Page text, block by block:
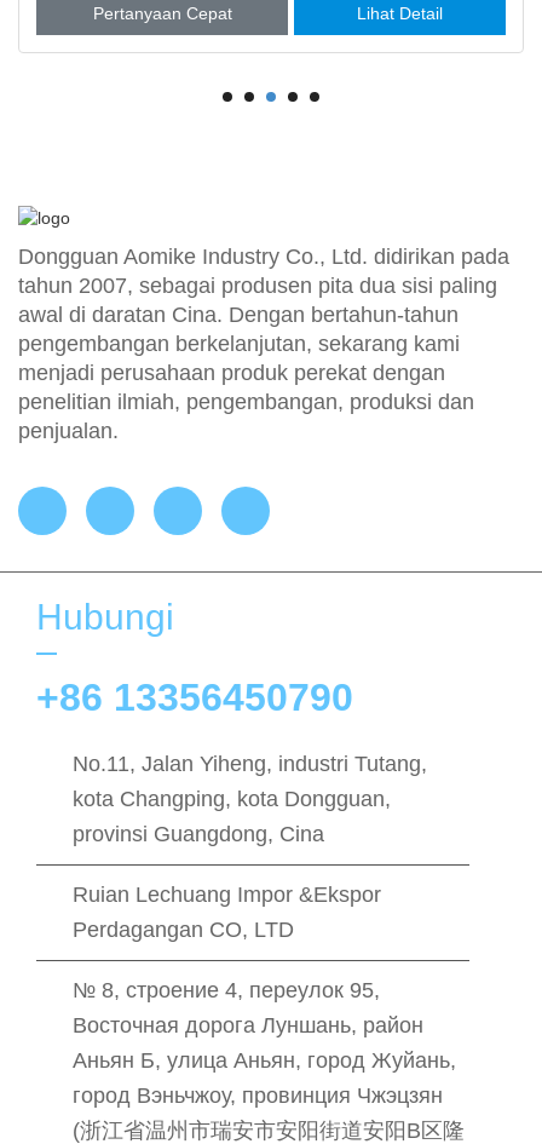
Pertanyaan Cepat Lihat Detail
Dongguan Aomike Industry Co., Ltd. didirikan pada
tahun 2007, sebagai produsen pita dua sisi paling
awal di daratan Cina. Dengan bertahun-tahun
pengembangan berkelanjutan, sekarang kami
menjadi perusahaan produk perekat dengan
penelitian ilmiah, pengembangan, produksi dan
penjualan.
Hubungi
+86 13356450790
No.11, Jalan Yiheng, industri Tutang,
kota Changping, kota Dongguan,
provinsi Guangdong, Cina
Ruian Lechuang Impor &Ekspor
Perdagangan CO, LTD
№ 8, строение 4, переулок 95,
Восточная дорога Луншань, район
Аньян Б, улица Аньян, город Жуйань,
город Вэньчжоу, провинция Чжэцзян
(浙江省温州市瑞安市安阳街道安阳B区隆